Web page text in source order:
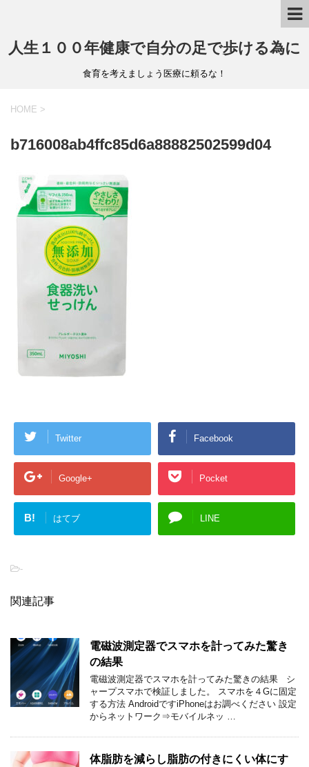
人生１００年健康で自分の足で歩ける為に
食育を考えましょう医療に頼るな！
HOME >
b716008ab4ffc85d6a88882502599d04
Twitter Facebook
Google+ Pocket
B! はてブ LINE
-
関連記事
電磁波測定器でスマホを計ってみた驚き
の結果
電磁波測定器でスマホを計ってみた驚きの結果 シ
ャープスマホで検証しました。 スマホを４Gに固定
する方法 AndroidですiPhoneはお調べください 設定
からネットワーク⇒モバイルネッ …
体脂肪を減らし脂肪の付きにくい体にす